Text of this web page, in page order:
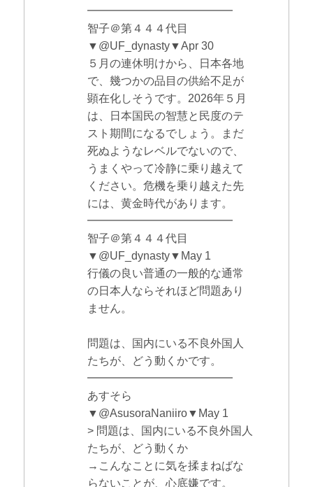
━━━━━━━━━━━━━
智子＠第４４４代目
▼@UF_dynasty▼Apr 30
５月の連休明けから、日本各地
で、幾つかの品目の供給不足が
顕在化しそうです。2026年５月
は、日本国民の智慧と民度のテ
スト期間になるでしょう。まだ
死ぬようなレベルでないので、
うまくやって冷静に乗り越えて
ください。危機を乗り越えた先
には、黄金時代があります。
━━━━━━━━━━━━━
智子＠第４４４代目
▼@UF_dynasty▼May 1
行儀の良い普通の一般的な通常
の日本人ならそれほど問題あり
ません。
問題は、国内にいる不良外国人
たちが、どう動くかです。
━━━━━━━━━━━━━
あすそら
▼@AsusoraNaniiro▼May 1
> 問題は、国内にいる不良外国人
たちが、どう動くか
→こんなことに気を揉まねばな
らないことが、心底嫌です。